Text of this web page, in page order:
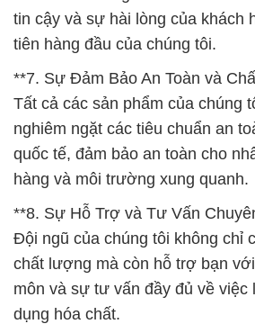
tin cậy và sự hài lòng của khách
tiên hàng đầu của chúng tôi.
**7. Sự Đảm Bảo An Toàn và
Tất cả các sản phẩm của chúng
nghiêm ngặt các tiêu chuẩn an
quốc tế, đảm bảo an toàn cho
hàng và môi trường xung quanh.
**8. Sự Hỗ Trợ và Tư Vấn
Đội ngũ của chúng tôi không chỉ
chất lượng mà còn hỗ trợ bạn
môn và sự tư vấn đầy đủ về việc
dụng hóa chất.